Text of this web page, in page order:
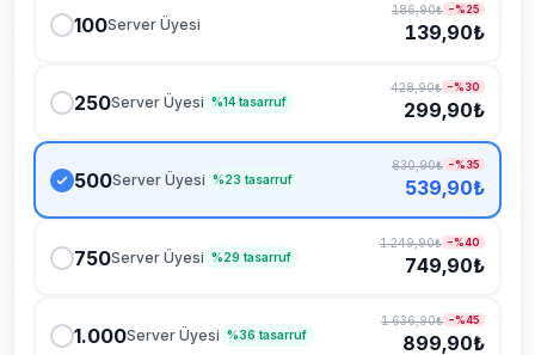
100Server Üyesi
186,90₺ −%25
139,90₺
250Server Üyesi %14 tasarruf
428,90₺ −%30
299,90₺
500Server Üyesi %23 tasarruf
830,90₺ −%35
539,90₺
750Server Üyesi %29 tasarruf
1.249,90₺ −%40
749,90₺
1.000Server Üyesi %36 tasarruf
1.636,90₺ −%45
899,90₺
Sohbet